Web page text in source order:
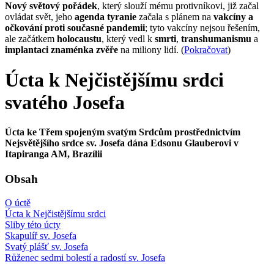
Nový světový pořádek, který slouží mému protivníkovi, již začal
ovládat svět, jeho agenda tyranie začala s plánem na vakcíny a
očkování proti současné pandemii; tyto vakcíny nejsou řešením,
ale začátkem holocaustu, který vedl k smrti, transhumanismu a
implantaci znaménka zvěře na miliony lidí. (Pokračovat)
Úcta k Nejčistějšímu srdci
svatého Josefa
Úcta ke Třem spojeným svatým Srdcům prostřednictvím
Nejsvětějšího srdce sv. Josefa dána Edsonu Glauberovi v
Itapiranga AM, Brazílii
Obsah
O úctě
Úcta k Nejčistějšímu srdci
Sliby této úcty
Skapulíř sv. Josefa
Svatý plášť sv. Josefa
Růženec sedmi bolestí a radostí sv. Josefa